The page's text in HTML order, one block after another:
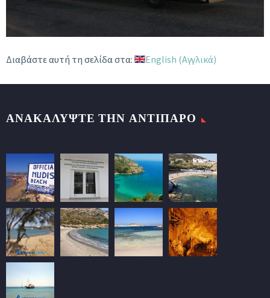
Διαβάστε αυτή τη σελίδα στα: English (Αγγλικά)
ΑΝΑΚΑΛΥΨΤΕ ΤΗΝ ΑΝΤΙΠΑΡΟ